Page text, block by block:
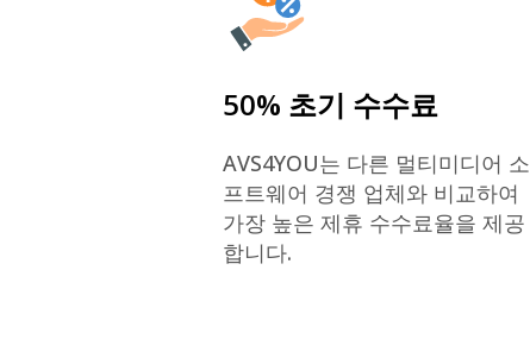
50% 초기 수수료
AVS4YOU는 다른 멀티미디어 소
프트웨어 경쟁 업체와 비교하여
가장 높은 제휴 수수료율을 제공
합니다.